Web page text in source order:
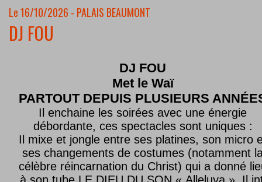
Le 16/10/2026 - PALAIS BEAUMONT
DJ FOU
DJ FOU
Met le Waï
PARTOUT DEPUIS PLUSIEURS
Il enchaine les soirées avec une énergie
débordante, ces spectacles sont uniques :
Il mixe et jongle entre ses platines, son micro
ses changements de costumes (notamment
célèbre réincarnation du Christ) qui a donné